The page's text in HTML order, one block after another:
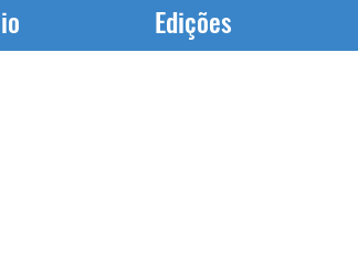
Edições